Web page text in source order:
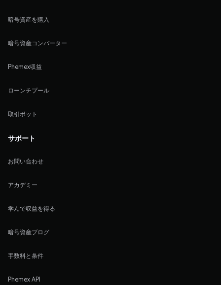
暗号資産を購入
暗号資産コンバーター
Phemex収益
ローンチプール
取引ボット
サポート
お問い合わせ
アカデミー
学んで収益を得る
暗号資産ブログ
手数料と条件
Phemex API